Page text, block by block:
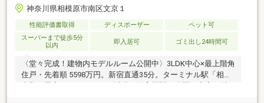
神奈川県相模原市南区文京１
性能評価書取得 ディスポーザー
ペット可
スーパーまで徒歩5分
以内
即入居可 ゴミ出し24時間可
〈堂々完成！建物内モデルルーム公開中〉3LDK中心×最上階角
住戸・先着順 5598万円。新宿直通35分。ターミナル駅「相模